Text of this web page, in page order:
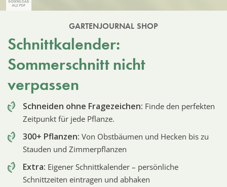
GARTENJOURNAL SHOP
Schnittkalender:
Sommerschnitt nicht
verpassen
Schneiden ohne Fragezeichen: Finde den perfekten
Zeitpunkt für jede Pflanze.
300+ Pflanzen: Von Obstbäumen und Hecken bis zu
Stauden und Zimmerpflanzen
Extra: Eigener Schnittkalender – persönliche
Schnittzeiten eintragen und abhaken